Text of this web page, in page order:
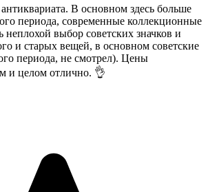
В основном здесь больше
периода, современные коллекционные
неплохой выбор советских значков и
и старых вещей, в основном советские
периода, не смотрел). Цены
и целом отлично. 👌